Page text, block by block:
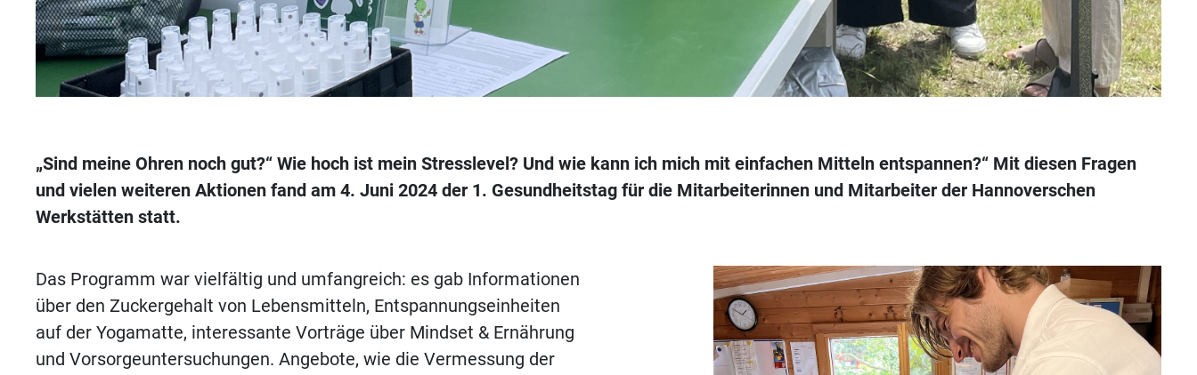
„Sind meine Ohren noch gut?“ Wie hoch ist mein Stresslevel? Und wie kann ich mich mit einfachen Mitteln entspannen?“ Mit diesen Fragen
und vielen weiteren Aktionen fand am 4. Juni 2024 der 1. Gesundheitstag für die Mitarbeiterinnen und Mitarbeiter der Hannoverschen
Werkstätten statt.
Das Programm war vielfältig und umfangreich: es gab Informationen
über den Zuckergehalt von Lebensmitteln, Entspannungseinheiten
auf der Yogamatte, interessante Vorträge über Mindset & Ernährung
und Vorsorgeuntersuchungen. Angebote, wie die Vermessung der